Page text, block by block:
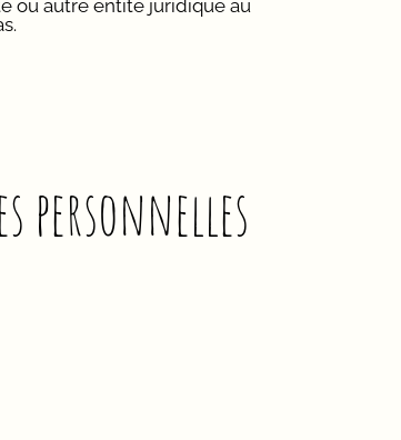
ou autre entité juridique au
personnelles